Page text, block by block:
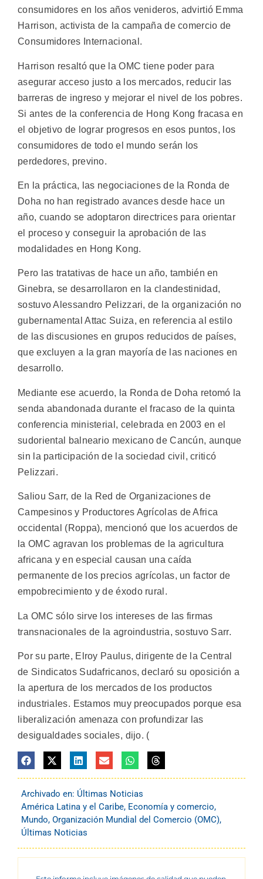
consumidores en los años venideros, advirtió Emma
Harrison, activista de la campaña de comercio de
Consumidores Internacional.
Harrison resaltó que la OMC tiene poder para
asegurar acceso justo a los mercados, reducir las
barreras de ingreso y mejorar el nivel de los pobres.
Si antes de la conferencia de Hong Kong fracasa en
el objetivo de lograr progresos en esos puntos, los
consumidores de todo el mundo serán los
perdedores, previno.
En la práctica, las negociaciones de la Ronda de
Doha no han registrado avances desde hace un
año, cuando se adoptaron directrices para orientar
el proceso y conseguir la aprobación de las
modalidades en Hong Kong.
Pero las tratativas de hace un año, también en
Ginebra, se desarrollaron en la clandestinidad,
sostuvo Alessandro Pelizzari, de la organización no
gubernamental Attac Suiza, en referencia al estilo
de las discusiones en grupos reducidos de países,
que excluyen a la gran mayoría de las naciones en
desarrollo.
Mediante ese acuerdo, la Ronda de Doha retomó la
senda abandonada durante el fracaso de la quinta
conferencia ministerial, celebrada en 2003 en el
sudoriental balneario mexicano de Cancún, aunque
sin la participación de la sociedad civil, criticó
Pelizzari.
Saliou Sarr, de la Red de Organizaciones de
Campesinos y Productores Agrícolas de Africa
occidental (Roppa), mencionó que los acuerdos de
la OMC agravan los problemas de la agricultura
africana y en especial causan una caída
permanente de los precios agrícolas, un factor de
empobrecimiento y de éxodo rural.
La OMC sólo sirve los intereses de las firmas
transnacionales de la agroindustria, sostuvo Sarr.
Por su parte, Elroy Paulus, dirigente de la Central
de Sindicatos Sudafricanos, declaró su oposición a
la apertura de los mercados de los productos
industriales. Estamos muy preocupados porque esa
liberalización amenaza con profundizar las
desigualdades sociales, dijo. (
Archivado en: Últimas Noticias
América Latina y el Caribe, Economía y comercio,
Mundo, Organización Mundial del Comercio (OMC),
Últimas Noticias